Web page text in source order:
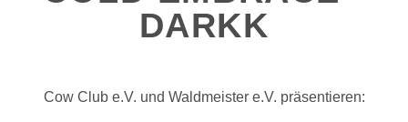
DARKK
Cow Club e.V. und Waldmeister e.V. präsentieren: